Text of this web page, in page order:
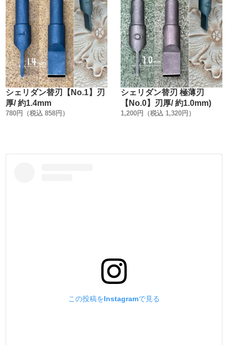
替刃・シェリダン替刃（極薄刃）・ダブル替刃等に対応し
ています。
・
〈メンテナンス〉
※刃部分にミシン油等を付けて保管して下さい。
※刃の切れ味が悪くなったら、グルーバー替刃式替刃（交
換用）に変えてください。
※刃が上手く研げない時は、刃研ぎ直しのメンテナンス業
務をご利用下さい。（４つのこだわりに記載）
シェリダン替刃【No.1】刃
厚/ 約1.4mm
780円（税込 858円）
シェリダン替刃 極薄刃
【No.0】刃厚/ 約1.0mm)
1,200円（税込 1,320円）
この投稿をInstagramで見る